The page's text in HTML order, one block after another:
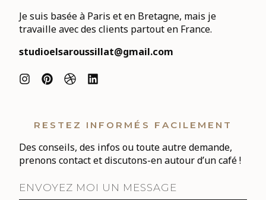
Je suis basée à Paris et en Bretagne, mais je
travaille avec des clients partout en France.
studioelsaroussillat@gmail.com
RESTEZ INFORMÉS FACILEMENT
Des conseils, des infos ou toute autre demande,
prenons contact et discutons-en autour d’un café !